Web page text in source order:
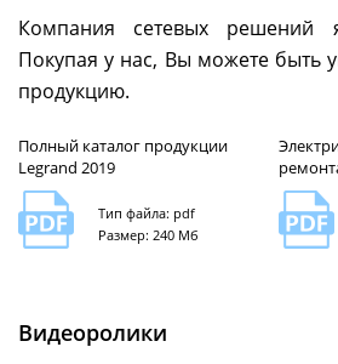
Компания сетевых решений
Покупая у нас, Вы можете быть
продукцию.
Полный каталог продукции
Legrand 2019
Тип файла: pdf
Размер: 240 Мб
Видеоролики